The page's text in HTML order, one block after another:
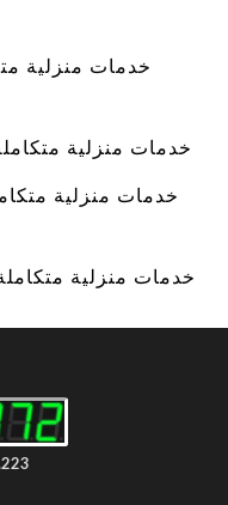
خدمات منزلية
خدمات منزلية
خدمات منزلية
خدمات منزلية